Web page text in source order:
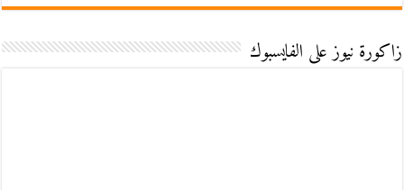
زاكورة نيوز على الفايسبوك